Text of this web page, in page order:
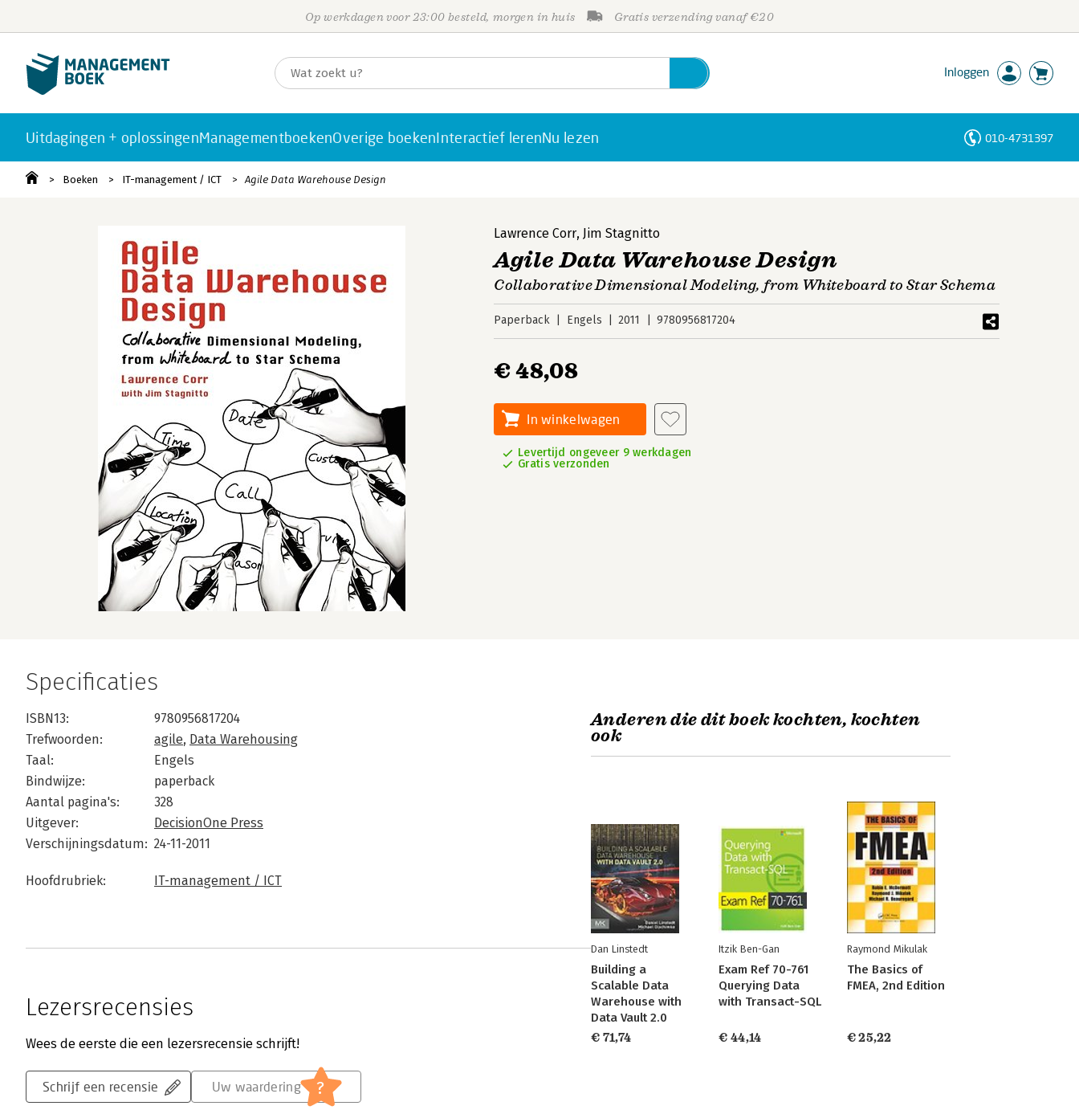
Op werkdagen voor 23:00 besteld, morgen in huis Gratis verzending vanaf €20
Inloggen
Uitdagingen + oplossingenManagementboekenOverige boekenInteractief lerenNu lezen 010-4731397
Boeken IT-management / ICT Agile Data Warehouse Design
Lawrence Corr, Jim Stagnitto
Agile Data Warehouse Design
Collaborative Dimensional Modeling, from Whiteboard to Star Schema
Paperback Engels 2011 9780956817204
€ 48,08
In winkelwagen
Levertijd ongeveer 9 werkdagen
Gratis verzonden
Specificaties
ISBN13:
9780956817204
Trefwoorden:
agile, Data Warehousing
Taal:
Engels
Bindwijze:
paperback
Aantal pagina's:
328
Uitgever:
DecisionOne Press
Verschijningsdatum: 24-11-2011
Hoofdrubriek: IT-management / ICT
Lezersrecensies
Wees de eerste die een lezersrecensie schrijft!
Schrijf een recensie Uw waardering ?
Anderen die dit boek kochten, kochten
ook
Dan Linstedt
Building a
Scalable Data
Warehouse with
Data Vault 2.0
€ 71,74
Itzik Ben-Gan
Exam Ref 70-761
Querying Data
with Transact-SQL
€ 44,14
Raymond Mikulak
The Basics of
FMEA, 2nd Edition
€ 25,22
Personen